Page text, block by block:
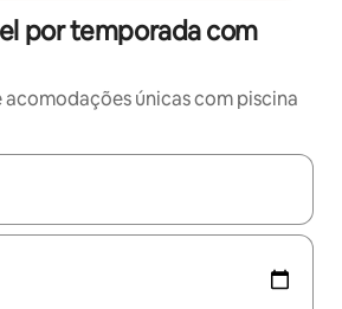
por temporada com
acomodações únicas com piscina
estiverem disponíveis, explore-os